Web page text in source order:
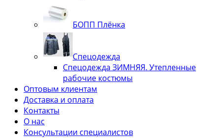
БОПП Плёнка
Спецодежда
Спецодежда ЗИМНЯЯ. Утепленные
рабочие костюмы
Оптовым клиентам
Доставка и оплата
Контакты
О нас
Консультации специалистов